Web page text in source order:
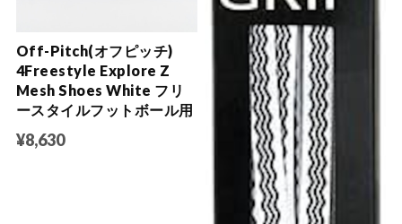
Off-Pitch(オフピッチ)
4Freestyle Explore Z
Mesh Shoes White フリ
ースタイルフットボール用
¥8,630